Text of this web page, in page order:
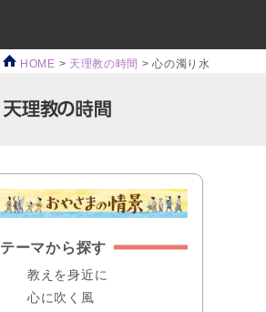
HOME > 天理教の時間 >心の濁り水
テーマから探す
教えを身近に
心に吹く風